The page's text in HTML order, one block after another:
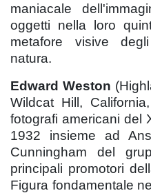
maniacale
oggetti nella loro
metafore visive
natura.
Edward Weston
Wildcat Hill,
fotografi americani del
1932 insieme ad
Cunningham del
principali promotori
Figura fondamentale